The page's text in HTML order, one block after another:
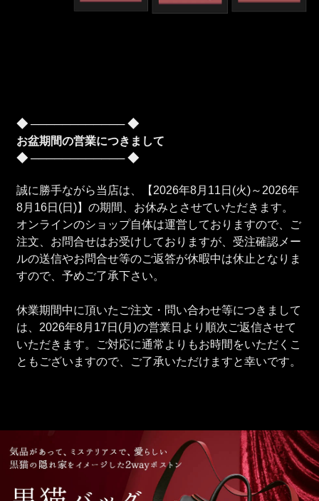
◆ ──────────── ◆
お盆期間の営業につきまして
◆ ──────────── ◆
誠に勝手ながら当店は、【2026年8月11日(火)～2026年
8月16日(日)】の期間、お休みとさせていただきます。
オンラインのショップ自体は運営しておりますので、ご
注文、お問合せはお受けしておりますが、受注確認メー
ルの送信やお問合せ等のご返答が休暇中は休止となりま
すので、予めご了承下さい。
休業期間中に頂いたご注文・問い合わせ等につきまして
は、2026年8月17日(月)の営業日より順次ご返信させて
いただきます。ご対応に通常よりもお時間をいただくこ
ともございますので、ご了承いただけますと幸いです。